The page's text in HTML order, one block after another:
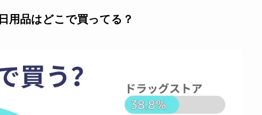
用品はどこで買ってる？